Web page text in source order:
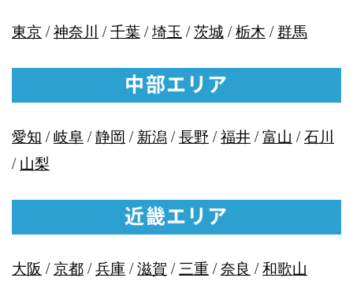
東京/神奈川 /千葉/埼玉 /茨城/栃木 /群馬
中部エリア
愛知 /岐阜/静岡 /新潟 /長野 /福井/富山 /石川
/山梨
近畿エリア
大阪 /京都/兵庫/滋賀 /三重 /奈良 /和歌山